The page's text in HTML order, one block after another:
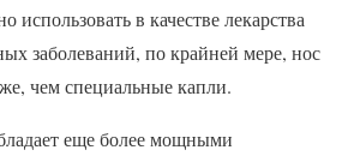
в качестве лекарства
заболеваний, по крайней мере, нос
чем специальные капли.
еще более мощными